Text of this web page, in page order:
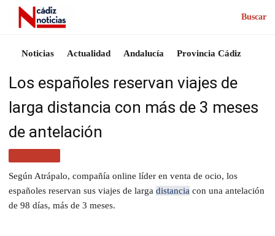
Buscar
Noticias Actualidad Andalucía Provincia Cádiz
Los españoles reservan viajes de
larga distancia con más de 3 meses
de antelación
Según Atrápalo, compañía online líder en venta de ocio, los
españoles reservan sus viajes de larga distancia con una antelación
de 98 días, más de 3 meses.